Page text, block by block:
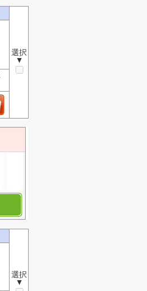
選択
▼
選択
▼